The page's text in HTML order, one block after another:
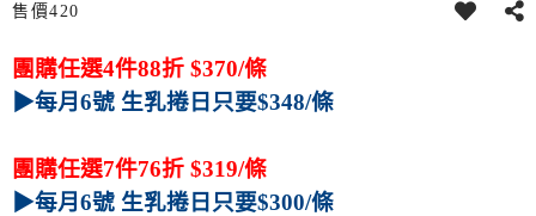
售價420
團購任選4件88折 $370/條
▶每月6號 生乳捲日只要$348/條
團購任選7件76折 $319/條
▶每月6號 生乳捲日只要$300/條